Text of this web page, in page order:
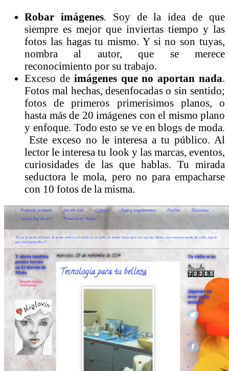
Robar imágenes. Soy de la idea de que
siempre es mejor que inviertas tiempo y las
fotos las hagas tu mismo. Y si no son tuyas,
nombra al autor, que se merece
reconocimiento por su trabajo.
Exceso de imágenes que no aportan nada
Fotos mal hechas, desenfocadas o sin sentido;
fotos de primeros primerisimos planos, o
hasta más de 20 imágenes con el mismo plano
y enfoque. Todo esto se ve en blogs de moda.
Este exceso no le interesa a tu público. Al
lector le interesa tu look y las marcas, eventos,
curiosidades de las que hablas. Tu mirada
seductora le mola, pero no para empacharse
con 10 fotos de la misma.